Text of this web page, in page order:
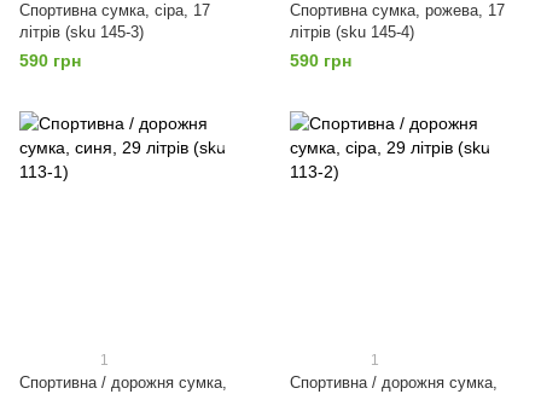
Спортивна сумка, сіра, 17
літрів (sku 145-3)
590 грн
Спортивна сумка, рожева, 17
літрів (sku 145-4)
590 грн
1
Спортивна / дорожня сумка,
1
Спортивна / дорожня сумка,